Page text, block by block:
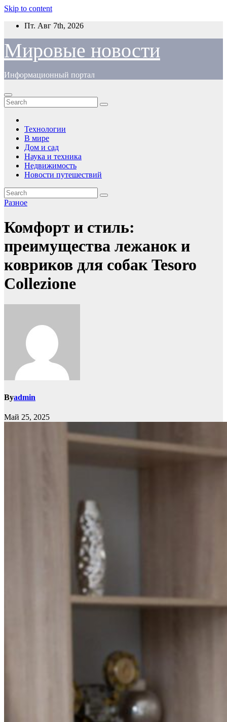
Skip to content
Пт. Авг 7th, 2026
Мировые новости
Информационный портал
Технологии
В мире
Дом и сад
Наука и техника
Недвижимость
Новости путешествий
Разное
Комфорт и стиль:
преимущества лежанок и
ковриков для собак Tesoro
Collezione
Byadmin
Май 25, 2025